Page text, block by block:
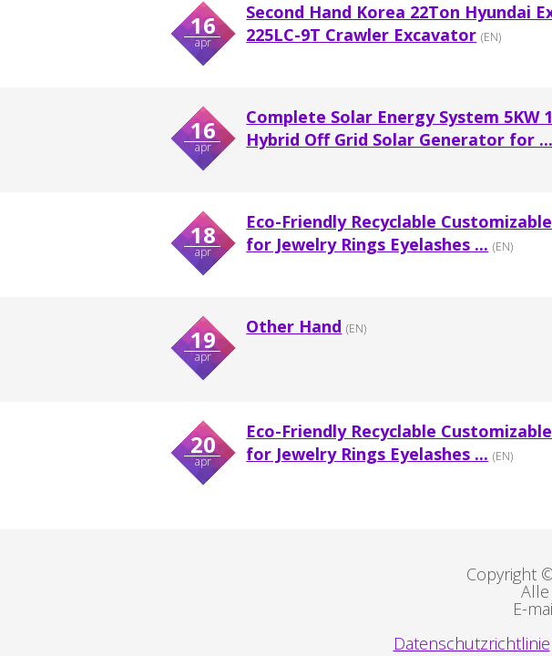
16
apr
Second Hand Korea 22Ton Hyundai
225LC-9T Crawler Excavator (EN)
16
apr
Complete Solar Energy System 5KW
Hybrid Off Grid Solar Generator for ...
18
apr
Eco-Friendly Recyclable
for Jewelry Rings Eyelashes ... (EN)
19
apr
Other Hand (EN)
20
apr
Eco-Friendly Recyclable
for Jewelry Rings Eyelashes ... (EN)
Copyright
E-
Datenschutzrichtlinie